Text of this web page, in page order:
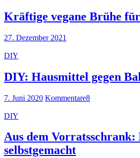
Kräftige vegane Brühe
27. Dezember 2021
DIY
DIY: Hausmittel gegen
7. Juni 2020 Kommentare8
DIY
Aus dem Vorratsschrank:
selbstgemacht